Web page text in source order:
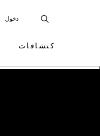
دخول
كتشافات